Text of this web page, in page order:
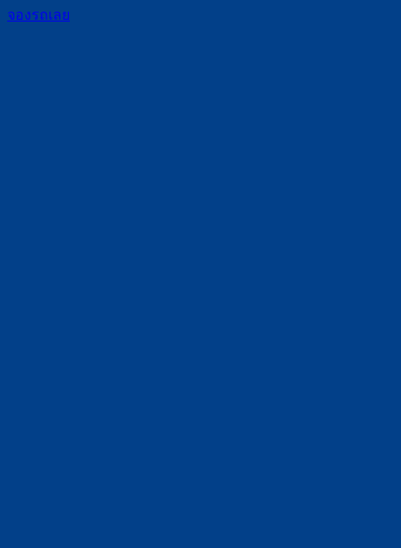
จองรถเลย